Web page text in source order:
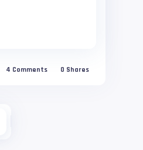
4 Comments 0 Shares